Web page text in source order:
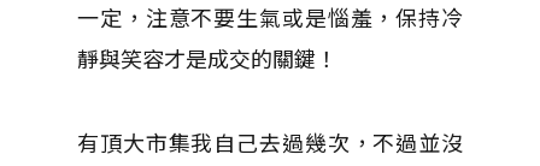
一定，注意不要生氣或是惱羞，保持冷
靜與笑容才是成交的關鍵！
有頂大市集我自己去過幾次，不過並沒